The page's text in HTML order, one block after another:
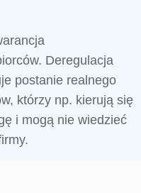
Deregulacja
postanie realnego
którzy np. kierują się
i mogą nie wiedzieć